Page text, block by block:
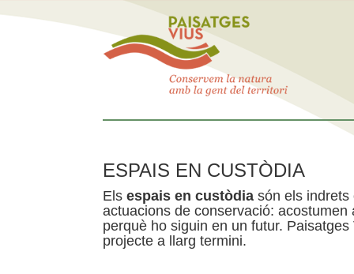
ESPAIS EN CUSTÒDIA
Els espais en custòdia són els indrets
actuacions de conservació:
perquè ho siguin en un futur.
projecte a llarg termini.